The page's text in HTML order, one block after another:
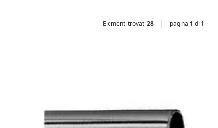
Elementi trovati 28 | pagina 1 di 1